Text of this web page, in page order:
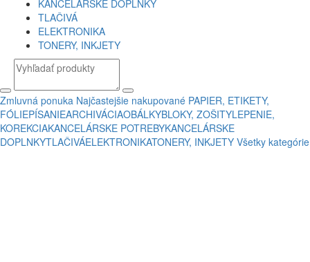
KANCELÁRSKE DOPLNKY
TLAČIVÁ
ELEKTRONIKA
TONERY, INKJETY
Zmluvná ponuka Najčastejšie nakupované PAPIER, ETIKETY,
FÓLIEPÍSANIEARCHIVÁCIAOBÁLKYBLOKY, ZOŠITYLEPENIE,
KOREKCIAKANCELÁRSKE POTREBYKANCELÁRSKE
DOPLNKYTLAČIVÁELEKTRONIKATONERY, INKJETY Všetky kategórie